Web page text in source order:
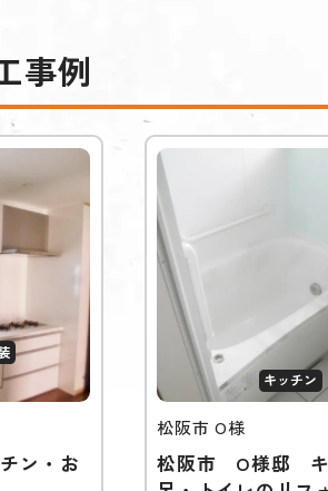
事例
ン・お
キッチン
松阪市 O様
松阪市 O様邸 キ